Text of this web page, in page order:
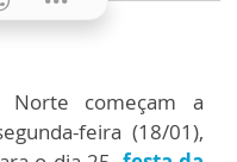
Norte começam a
feira (18/01),